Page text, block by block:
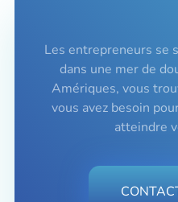
Les entrepreneurs se
dans une mer de
Amériques, vous
vous avez besoin
atteindre